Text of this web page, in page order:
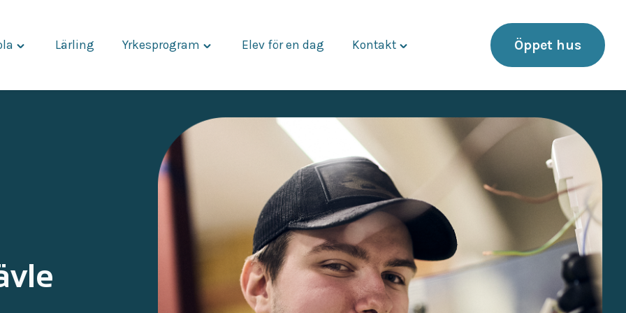
skola"
Lärling Yrkesprogram
menu
Elev för en dag Kontakt
menu
Öppet hus